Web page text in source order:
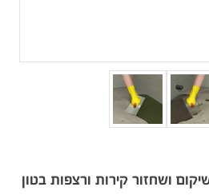
ושחזור קירות ורצפות בטון